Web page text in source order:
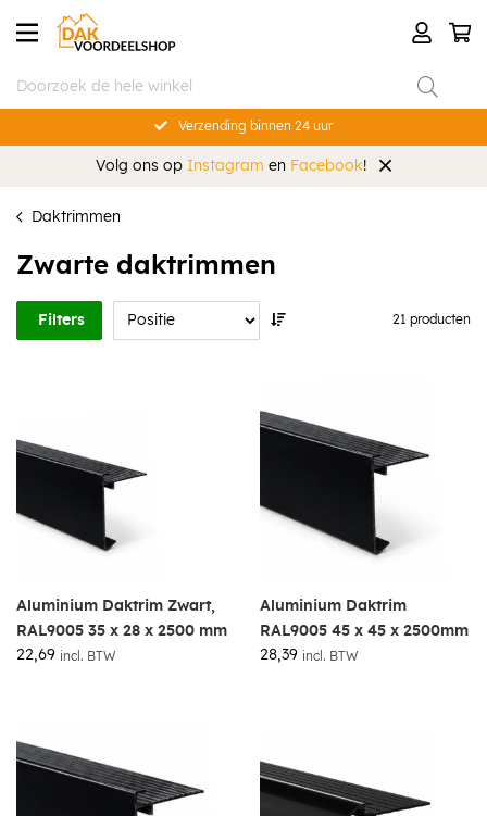
Verzending binnen 24 uur
Volg ons op Instagram en Facebook!
Daktrimmen
Zwarte daktrimmen
Filters 21 producten
Aluminium Daktrim Zwart,
RAL9005 35 x 28 x 2500 mm
22,69 incl. BTW
Aluminium Daktrim
RAL9005 45 x 45 x 2500mm
28,39 incl. BTW